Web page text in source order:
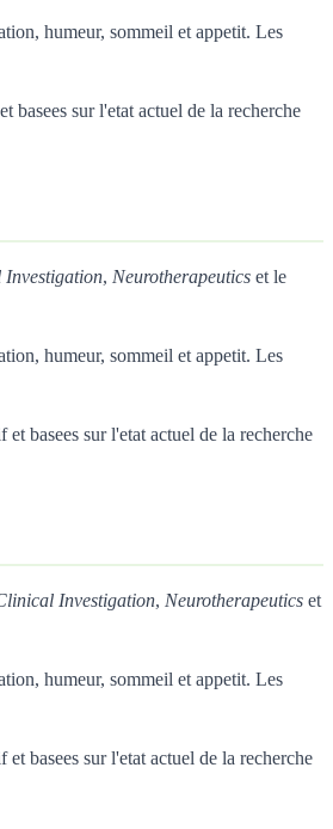
humeur, sommeil et appetit. Les
basees sur l'etat actuel de la recherche
, Neurotherapeutics et le
humeur, sommeil et appetit. Les
basees sur l'etat actuel de la recherche
Investigation, Neurotherapeutics et
humeur, sommeil et appetit. Les
basees sur l'etat actuel de la recherche